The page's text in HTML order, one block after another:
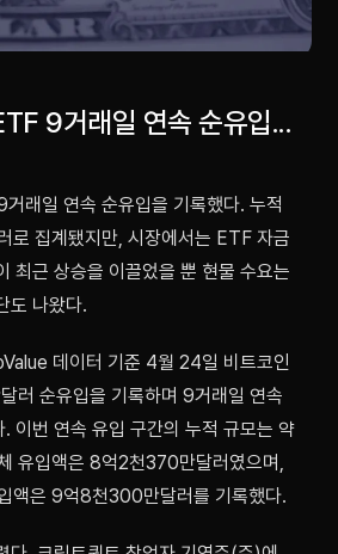
9거래일 연속 순유입...
래일 연속 순유입을 기록했다. 누적
로 집계됐지만, 시장에서는 ETF 자금
최근 상승을 이끌었을 뿐 현물 수요는
도 나왔다.
데이터 기준 4월 24일 비트코인
러 순유입을 기록하며 9거래일 연속
이번 연속 유입 구간의 누적 규모는 약
유입액은 8억2천370만달러였으며,
액은 9억8천300만달러를 기록했다.